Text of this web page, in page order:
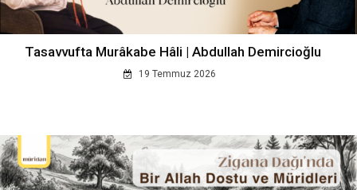
Tasavvufta Murâkabe Hâli | Abdullah Demircioğlu
19 Temmuz 2026